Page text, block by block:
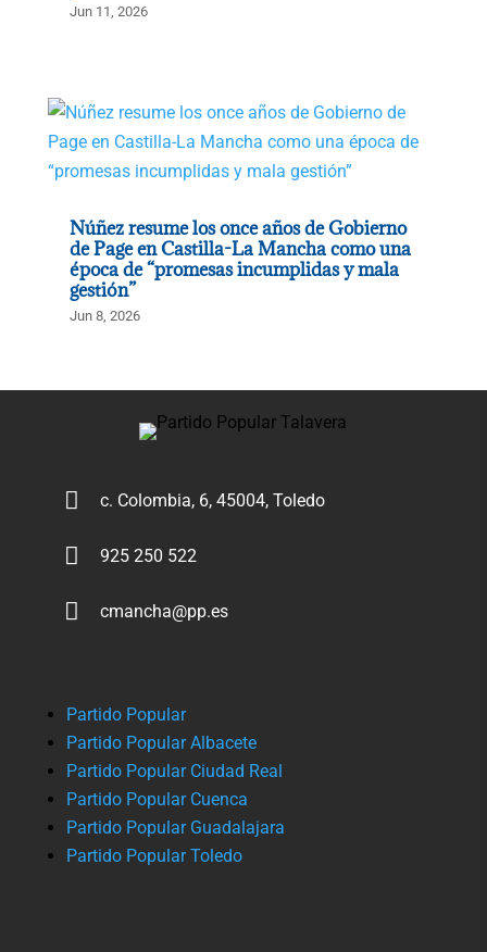
Jun 11, 2026
Núñez resume los once años de Gobierno
de Page en Castilla-La Mancha como una
época de “promesas incumplidas y mala
gestión”
Jun 8, 2026
 c. Colombia, 6, 45004, Toledo
 925 250 522
 cmancha@pp.es
Partido Popular
Partido Popular Albacete
Partido Popular Ciudad Real
Partido Popular Cuenca
Partido Popular Guadalajara
Partido Popular Toledo